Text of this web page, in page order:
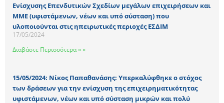
Ενίσχυσης Επενδυτικών Σχεδίων μεγάλων επιχειρήσεων και
ΜΜΕ (υφιστάμενων, νέων και υπό σύσταση) που
υλοποιούνται στις ηπειρωτικές περιοχές ΕΣΔΙΜ
17/05/2024
Διαβάστε Περισσότερα » »
15/05/2024: Νίκος Παπαθανάσης: Υπερκαλύφθηκε ο στόχος
των δράσεων για την ενίσχυση της επιχειρηματικότητας
υφιστάμενων, νέων και υπό σύσταση μικρών και πολύ